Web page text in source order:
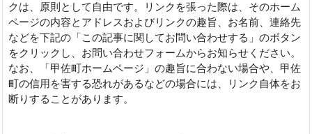
クは、原則として自由です。リンクを張った際は、そのホーム
ページの内容とアドレスおよびリンクの趣旨、お名前、連絡先
などを下記の「この記事に関してお問い合わせする」のボタン
をクリックし、お問い合わせフォームからお知らせください。
なお、「甲佐町ホームページ」の趣旨に合わない場合や、甲佐
町の信用を害する恐れがあるなどの場合には、リンク自体をお
断りすることがあります。